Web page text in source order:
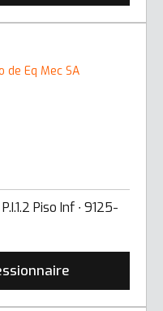
de Eq Mec SA
Piso Inf ∙ 9125-